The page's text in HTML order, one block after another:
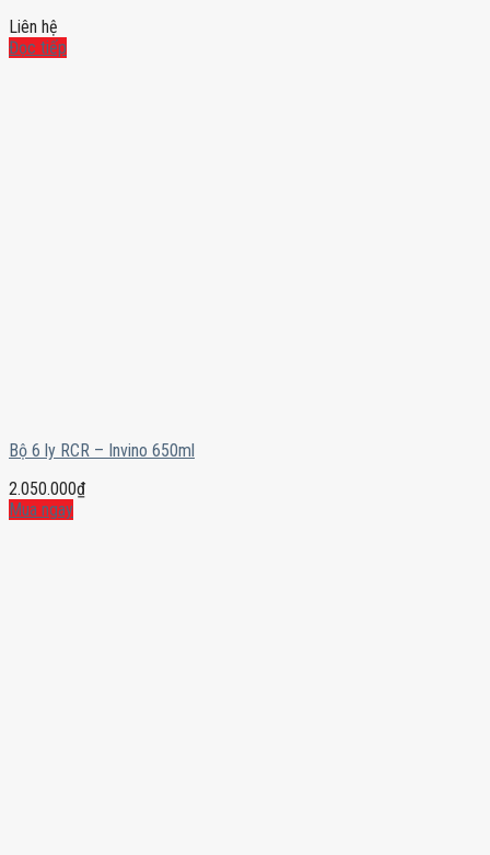
Liên hệ
Đọc tiếp
Bộ 6 ly RCR – Invino 650ml
2.050.000₫
Mua ngay